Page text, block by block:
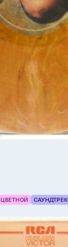
ЦВЕТНОЙ САУНДТРЕК